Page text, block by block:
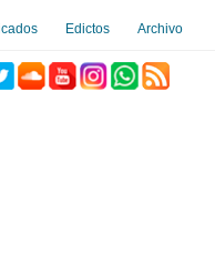
Edictos Archivo